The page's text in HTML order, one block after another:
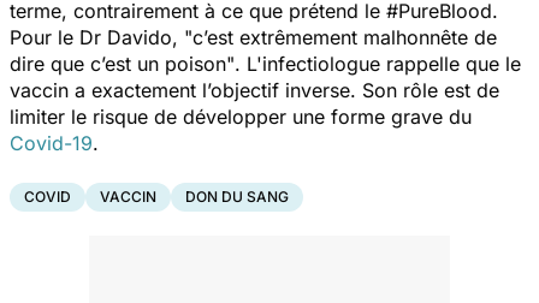
terme, contrairement à ce que prétend le #PureBlood.
Pour le Dr Davido, "c’est extrêmement malhonnête de
dire que c’est un poison". L'infectiologue rappelle que le
vaccin a exactement l’objectif inverse. Son rôle est de
limiter le risque de développer une forme grave du
Covid-19.
COVID VACCIN DON DU SANG